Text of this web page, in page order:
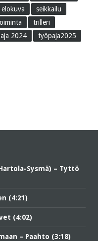
seikkailu
trilleri
2024
työpaja2025
Sysmä) – Tyttö
(4:21)
(4:02)
– Paahto (3:18)